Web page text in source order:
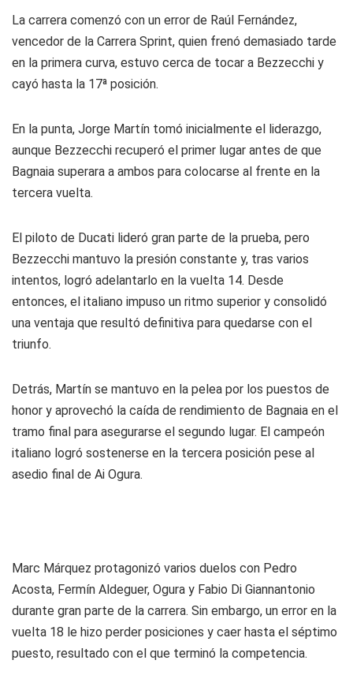
La carrera comenzó con un error de Raúl Fernández,
vencedor de la Carrera Sprint, quien frenó demasiado tarde
en la primera curva, estuvo cerca de tocar a Bezzecchi y
cayó hasta la 17ª posición.
En la punta, Jorge Martín tomó inicialmente el liderazgo,
aunque Bezzecchi recuperó el primer lugar antes de que
Bagnaia superara a ambos para colocarse al frente en la
tercera vuelta.
El piloto de Ducati lideró gran parte de la prueba, pero
Bezzecchi mantuvo la presión constante y, tras varios
intentos, logró adelantarlo en la vuelta 14. Desde
entonces, el italiano impuso un ritmo superior y consolidó
una ventaja que resultó definitiva para quedarse con el
triunfo.
Detrás, Martín se mantuvo en la pelea por los puestos de
honor y aprovechó la caída de rendimiento de Bagnaia en el
tramo final para asegurarse el segundo lugar. El campeón
italiano logró sostenerse en la tercera posición pese al
asedio final de Ai Ogura.
Marc Márquez protagonizó varios duelos con Pedro
Acosta, Fermín Aldeguer, Ogura y Fabio Di Giannantonio
durante gran parte de la carrera. Sin embargo, un error en la
vuelta 18 le hizo perder posiciones y caer hasta el séptimo
puesto, resultado con el que terminó la competencia.